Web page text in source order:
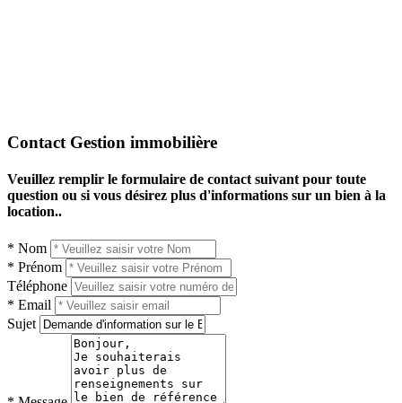
Contact Gestion immobilière
Veuillez remplir le formulaire de contact suivant pour toute
question ou si vous désirez plus d'informations sur un bien à la
location..
* Nom
* Prénom
Téléphone
* Email
Sujet